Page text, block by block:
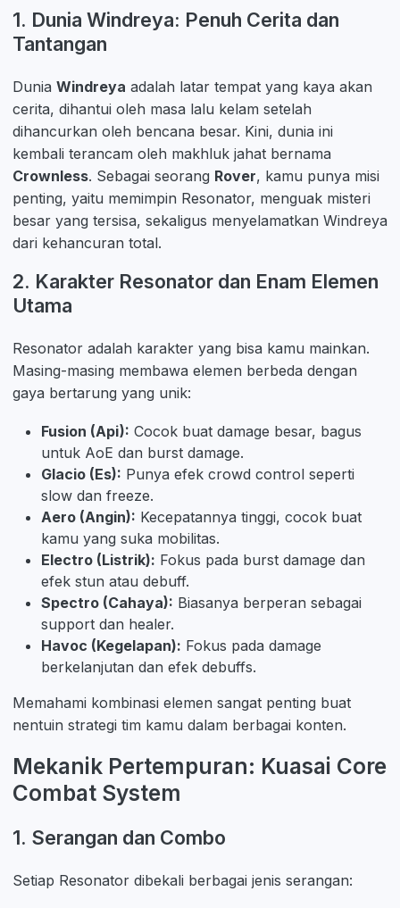
1. Dunia Windreya: Penuh Cerita dan
Tantangan
Dunia Windreya adalah latar tempat yang kaya akan
cerita, dihantui oleh masa lalu kelam setelah
dihancurkan oleh bencana besar. Kini, dunia ini
kembali terancam oleh makhluk jahat bernama
Crownless. Sebagai seorang Rover, kamu punya misi
penting, yaitu memimpin Resonator, menguak misteri
besar yang tersisa, sekaligus menyelamatkan Windreya
dari kehancuran total.
2. Karakter Resonator dan Enam Elemen
Utama
Resonator adalah karakter yang bisa kamu mainkan.
Masing-masing membawa elemen berbeda dengan
gaya bertarung yang unik:
Fusion (Api): Cocok buat damage besar, bagus
untuk AoE dan burst damage.
Glacio (Es): Punya efek crowd control seperti
slow dan freeze.
Aero (Angin): Kecepatannya tinggi, cocok buat
kamu yang suka mobilitas.
Electro (Listrik): Fokus pada burst damage dan
efek stun atau debuff.
Spectro (Cahaya): Biasanya berperan sebagai
support dan healer.
Havoc (Kegelapan): Fokus pada damage
berkelanjutan dan efek debuffs.
Memahami kombinasi elemen sangat penting buat
nentuin strategi tim kamu dalam berbagai konten.
Mekanik Pertempuran: Kuasai Core
Combat System
1. Serangan dan Combo
Setiap Resonator dibekali berbagai jenis serangan: